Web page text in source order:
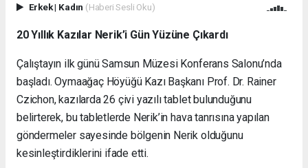
Erkek| Kadın (Haberi Sesli Oku)
20 Yıllık Kazılar Nerik’i Gün Yüzüne Çıkardı
Çalıştayın ilk günü Samsun Müzesi Konferans Salonu’nda
başladı. Oymaağaç Höyüğü Kazı Başkanı Prof. Dr. Rainer
Czichon, kazılarda 26 çivi yazılı tablet bulunduğunu
belirterek, bu tabletlerde Nerik’in hava tanrısına yapılan
göndermeler sayesinde bölgenin Nerik olduğunu
kesinleştirdiklerini ifade etti.